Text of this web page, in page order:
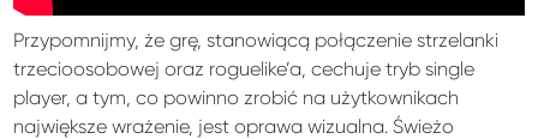
Przypomnijmy, że grę, stanowiącą połączenie strzelanki
trzecioosobowej oraz roguelike’a, cechuje tryb single
player, a tym, co powinno zrobić na użytkownikach
największe wrażenie, jest oprawa wizualna. Świeżo